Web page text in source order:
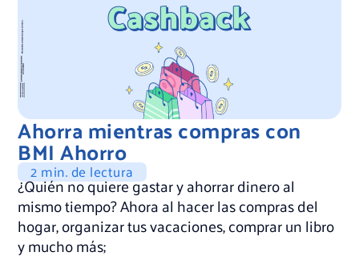
Ahorra mientras compras con
BMI Ahorro
2 min. de lectura
¿Quién no quiere gastar y ahorrar dinero al
mismo tiempo? Ahora al hacer las compras del
hogar, organizar tus vacaciones, comprar un libro
y mucho más;